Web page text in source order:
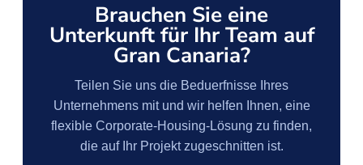
Brauchen Sie eine
Unterkunft für Ihr Team auf
Gran Canaria?
Teilen Sie uns die Beduerfnisse Ihres
Unternehmens mit und wir helfen Ihnen, eine
flexible Corporate-Housing-Lösung zu finden,
die auf Ihr Projekt zugeschnitten ist.